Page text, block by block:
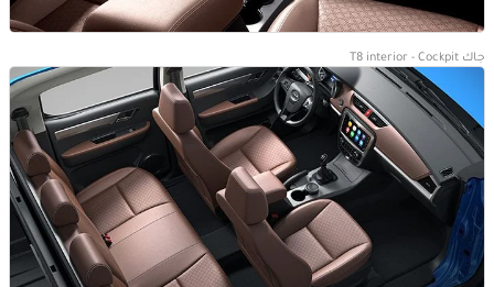
جاك T8 interior - Cockpit